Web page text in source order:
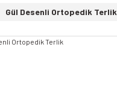
Gül Desenli Ortopedik Terlik